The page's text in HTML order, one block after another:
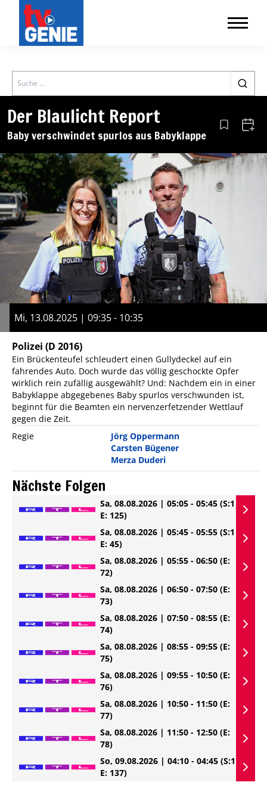
Search
Der Blaulicht Report
Baby verschwindet spurlos aus Babyklappe Aus den
Mi, 13.08.2025 | 09:35 - 10:35
Polizei (D 2016)
Ein Brückenteufel schleudert einen Gullydeckel auf ein
fahrendes Auto. Doch wurde das völlig geschockte Opfer
wirklich rein zufällig ausgewählt? Und: Nachdem ein in einer
Babyklappe abgegebenes Baby spurlos verschwunden ist,
beginnt für die Beamten ein nervenzerfetzender Wettlauf
gegen die Zeit.
Regie
Jörg Oppermann
Carsten Bügener
Merza Duderi
Nächste Folgen
Sa, 08.08.2026 | 05:05 - 05:45 (S:1
E: 125)
Sa, 08.08.2026 | 05:45 - 05:55 (S:1
E: 45)
Sa, 08.08.2026 | 05:55 - 06:50 (E:
72)
Sa, 08.08.2026 | 06:50 - 07:50 (E:
73)
Sa, 08.08.2026 | 07:50 - 08:55 (E:
74)
Sa, 08.08.2026 | 08:55 - 09:55 (E:
75)
Sa, 08.08.2026 | 09:55 - 10:50 (E:
76)
Sa, 08.08.2026 | 10:50 - 11:50 (E:
77)
Sa, 08.08.2026 | 11:50 - 12:50 (E:
78)
So, 09.08.2026 | 04:10 - 04:45 (S:1
E: 137)